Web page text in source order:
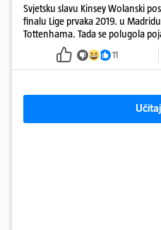
Svjetsku slavu Kinsey Wolanski
finalu Lige prvaka 2019. u
Tottenhama. Tada se polugola
ju je lovila po travnjaku, a njezine
11